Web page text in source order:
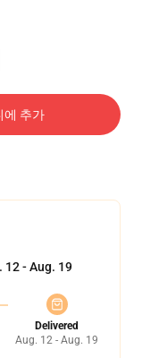
에 추가
12 - Aug. 19
Delivered
Aug. 12 - Aug. 19